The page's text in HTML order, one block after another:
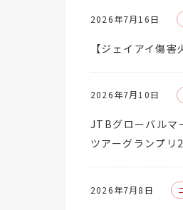
2026年7月16日
【ジェイアイ傷
2026年7月10日
JTBグローバルマ
ツアーグランプリ
2026年7月8日